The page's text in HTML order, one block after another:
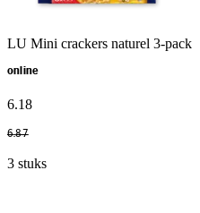
LU Mini crackers naturel 3-pack
online
6.18
6.87
3 stuks